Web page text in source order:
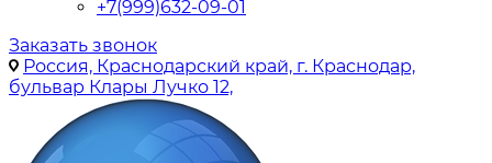
+7(999)632-09-01
Заказать звонок
Россия, Краснодарский край, г. Краснодар,
бульвар Клары Лучко 12,